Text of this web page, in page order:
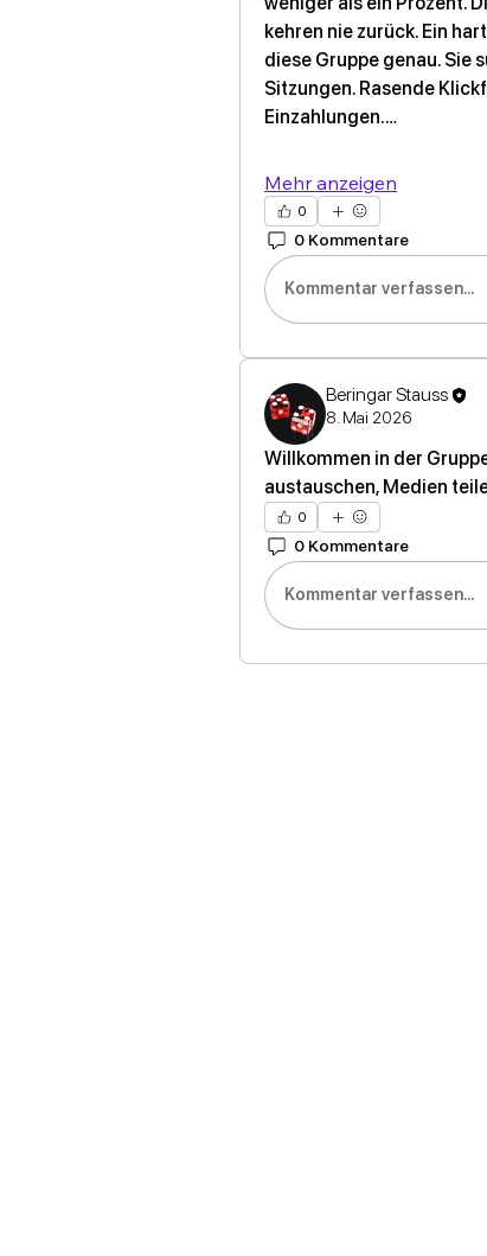
kehren nie zurück. Ein
diese Gruppe genau. Sie
Sitzungen. Rasende
Einzahlungen.…
Mehr anzeigen
0
0 Kommentare
Kommentar verfassen...
Beringar Stauss
8. Mai 2026
Willkommen in der
austauschen, Medien
0
0 Kommentare
Kommentar verfassen...